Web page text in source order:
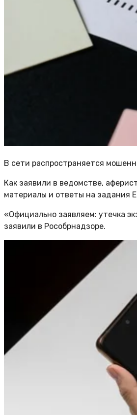
В сети распространяется
Как заявили в ведомстве,
материалы и ответы на задания
«Официально заявляем: утечка
заявили в Рособрнадзоре.